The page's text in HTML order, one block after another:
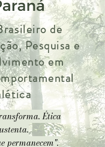
de
Pesquisa e
em
Ética
permanecem".